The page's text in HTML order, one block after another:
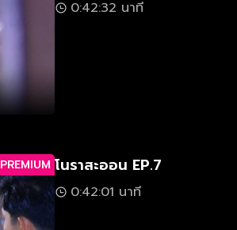
0:42:32 นาที
PREMIUM โนราสะออน EP.7
0:42:01 นาที